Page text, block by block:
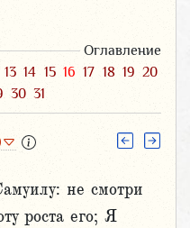
Оглавление
13 14 15 16 17 18 19 20
30 31
не смотри
роста его; Я